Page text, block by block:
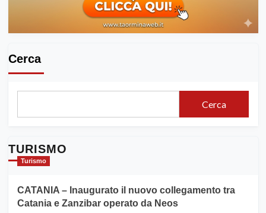
Cerca
Cerca
TURISMO
Turismo
CATANIA – Inaugurato il nuovo collegamento tra
Catania e Zanzibar operato da Neos